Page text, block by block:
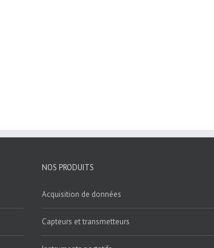
NOS PRODUITS
Acquisition de données
Capteurs et transmetteurs